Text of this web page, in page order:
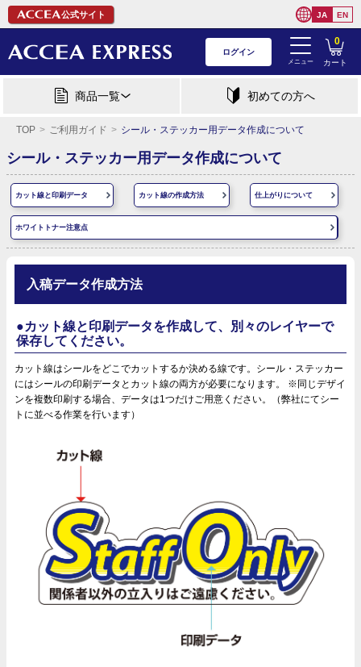
ログイン
メニュー カート
0
商品一覧 初めての方へ
TOP ご利用ガイド シール・ステッカー用データ作成について
シール・ステッカー用データ作成について
カット線と印刷データ カット線の作成方法 仕上がりについて
ホワイトトナー注意点
入稿データ作成方法
●カット線と印刷データを作成して、別々のレイヤーで
保存してください。
カット線はシールをどこでカットするか決める線です。シール・ステッカー
にはシールの印刷データとカット線の両方が必要になります。 ※同じデザイ
ンを複数印刷する場合、データは1つだけご用意ください。（弊社にてシー
トに並べる作業を行います）
公式サイト JA EN